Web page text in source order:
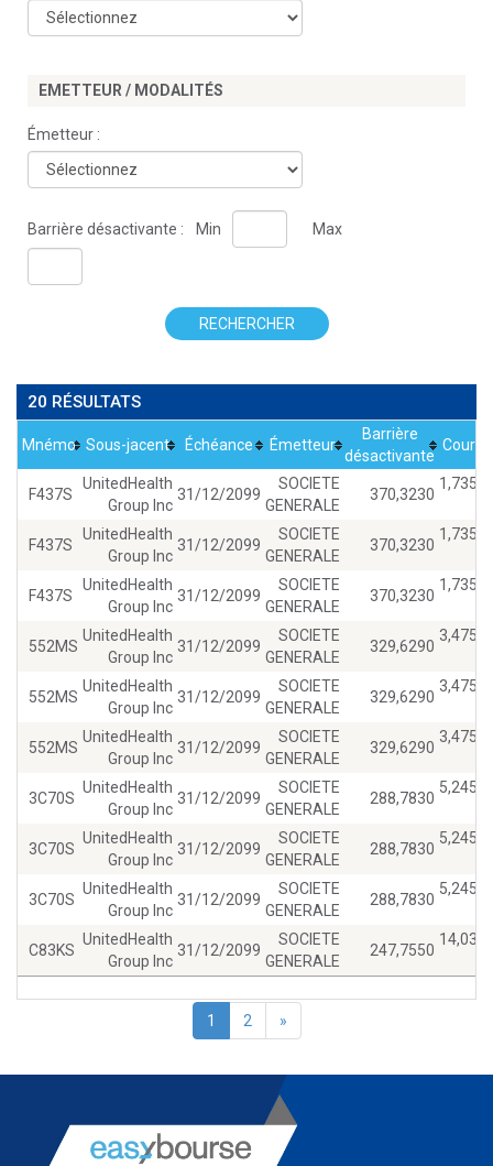
EMETTEUR / MODALITÉS
Émetteur :
Barrière désactivante : Min Max
RECHERCHER
20 RÉSULTATS
Mnémo Sous-jacent Échéance Émetteur
Barrière
désactivante
Cours
F437S
UnitedHealth
Group Inc
31/12/2099
SOCIETE
GENERALE
370,3230
1,7350
F437S
UnitedHealth
Group Inc
31/12/2099
SOCIETE
GENERALE
370,3230
1,7350
F437S
UnitedHealth
Group Inc
31/12/2099
SOCIETE
GENERALE
370,3230
1,7350
552MS
UnitedHealth
Group Inc
31/12/2099
SOCIETE
GENERALE
329,6290
3,4750
552MS
UnitedHealth
Group Inc
31/12/2099
SOCIETE
GENERALE
329,6290
3,4750
552MS
UnitedHealth
Group Inc
31/12/2099
SOCIETE
GENERALE
329,6290
3,4750
3C70S
UnitedHealth
Group Inc
31/12/2099
SOCIETE
GENERALE
288,7830
5,2450
3C70S
UnitedHealth
Group Inc
31/12/2099
SOCIETE
GENERALE
288,7830
5,2450
3C70S
UnitedHealth
Group Inc
31/12/2099
SOCIETE
GENERALE
288,7830
5,2450
C83KS
UnitedHealth
Group Inc
31/12/2099
SOCIETE
GENERALE
247,7550
14,030
1 2 »